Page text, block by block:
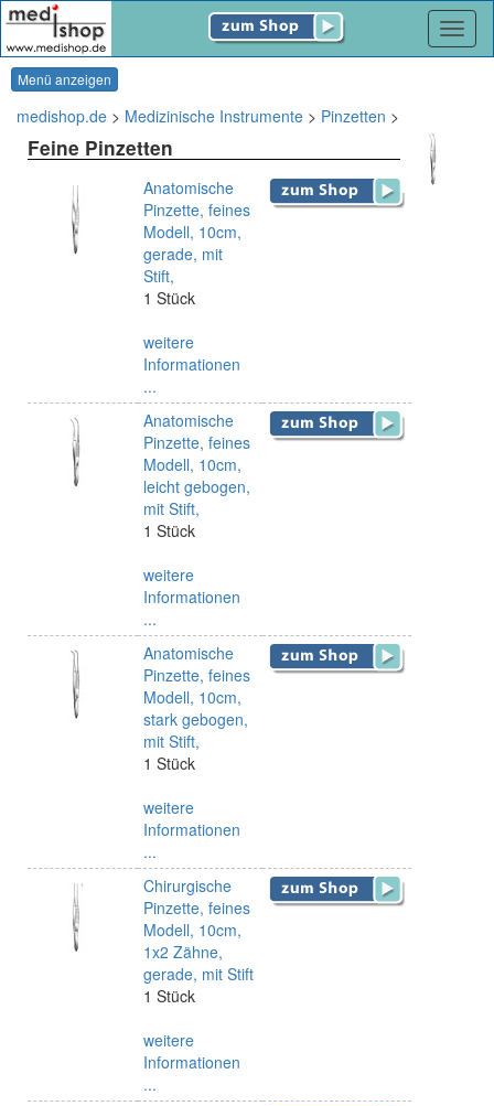
Menü anzeigen
medishop.de > Medizinische Instrumente > Pinzetten >
Feine Pinzetten
Anatomische
Pinzette, feines
Modell, 10cm,
gerade, mit
Stift,
1 Stück
weitere
Informationen
...
Anatomische
Pinzette, feines
Modell, 10cm,
leicht gebogen,
mit Stift,
1 Stück
weitere
Informationen
...
Anatomische
Pinzette, feines
Modell, 10cm,
stark gebogen,
mit Stift,
1 Stück
weitere
Informationen
...
Chirurgische
Pinzette, feines
Modell, 10cm,
1x2 Zähne,
gerade, mit Stift
1 Stück
weitere
Informationen
...